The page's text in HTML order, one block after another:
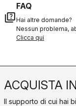
quiz
FAQ
Hai altre domande?
Nessun problema,
Clicca qui
ACQUISTA
Il supporto di cui hai